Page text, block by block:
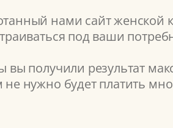
нами сайт женской
под ваши
вы получили результат
нужно будет платить